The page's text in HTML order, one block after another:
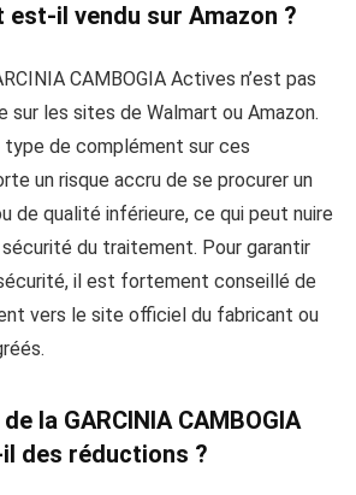
est-il vendu sur Amazon ?
CAMBOGIA Actives n’est pas
sur les sites de Walmart ou Amazon.
type de complément sur ces
un risque accru de se procurer un
de qualité inférieure, ce qui peut nuire
du traitement. Pour garantir
il est fortement conseillé de
vers le site officiel du fabricant ou
la GARCINIA CAMBOGIA
des réductions ?